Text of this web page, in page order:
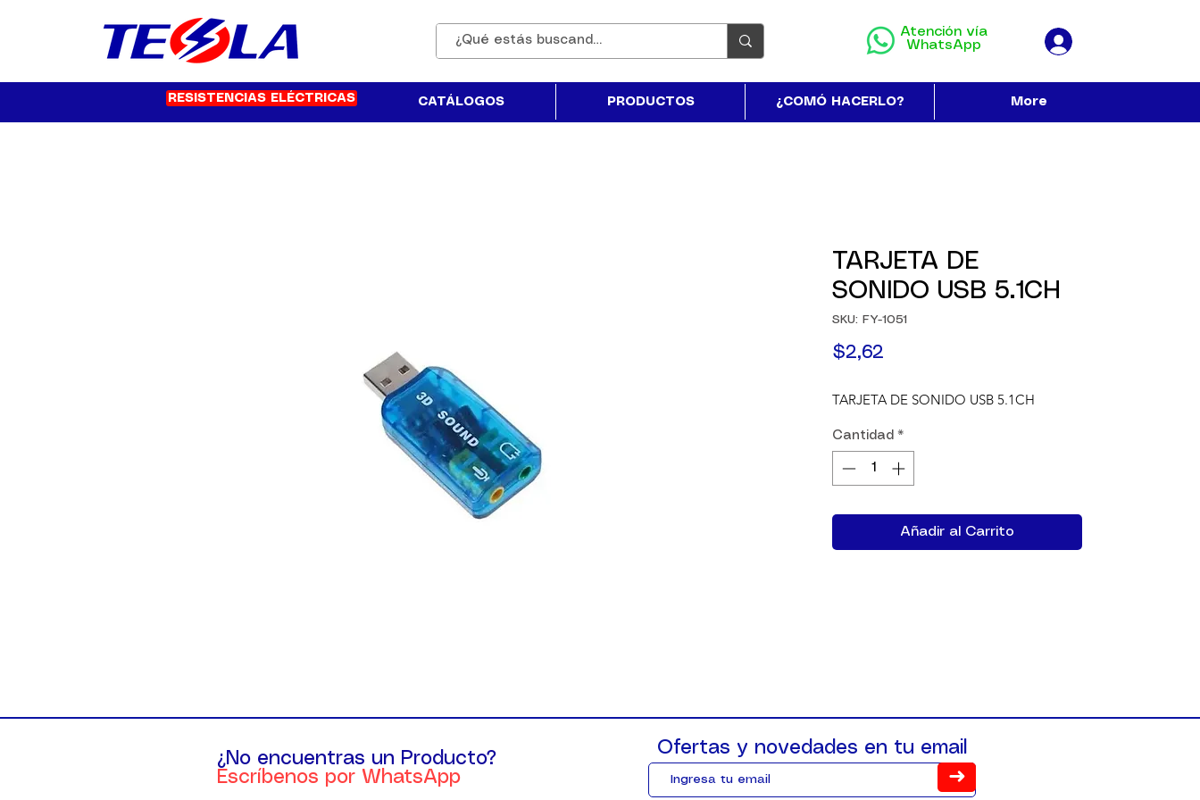
Atención vía
WhatsApp
RESISTENCIAS ELÉCTRICAS CATÁLOGOS PRODUCTOS ¿COMÓ HACERLO? More
TARJETA DE
SONIDO USB 5.1CH
SKU: FY-1051
$2,62
TARJETA DE SONIDO USB 5.1CH
Cantidad *
Añadir al Carrito
¿No encuentras un Producto?
Escríbenos por WhatsApp
Ofertas y novedades en tu email
➜